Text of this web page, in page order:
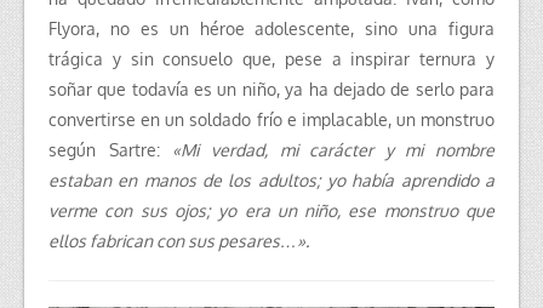
Flyora, no es un héroe adolescente, sino una figura
trágica y sin consuelo que, pese a inspirar ternura y
soñar que todavía es un niño, ya ha dejado de serlo para
convertirse en un soldado frío e implacable, un monstruo
según Sartre: «Mi verdad, mi carácter y mi nombre
estaban en manos de los adultos; yo había aprendido a
verme con sus ojos; yo era un niño, ese monstruo que
ellos fabrican con sus pesares…».